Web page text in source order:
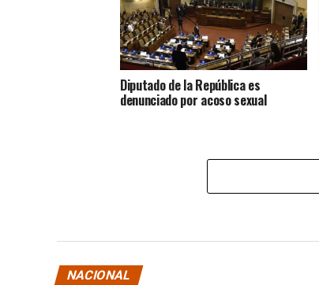
Diputado de la República es
denunciado por acoso sexual
NACIONAL